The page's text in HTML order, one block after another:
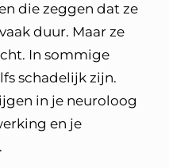
die zeggen dat ze
duur. Maar ze
In sommige
schadelijk zijn.
in je neuroloog
en je